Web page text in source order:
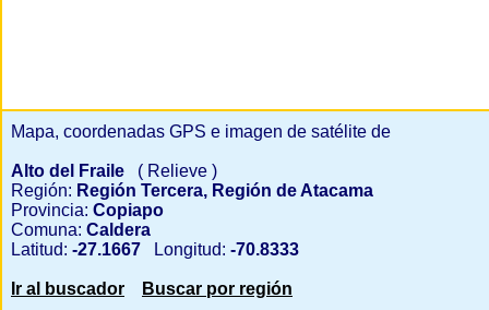
Mapa, coordenadas GPS e imagen de satélite de
Alto del Fraile
( Relieve )
Región: Región Tercera, Región de Atacama
Provincia: Copiapo
Comuna: Caldera
Latitud: -27.1667 Longitud: -70.8333
Ir al buscador Buscar por región